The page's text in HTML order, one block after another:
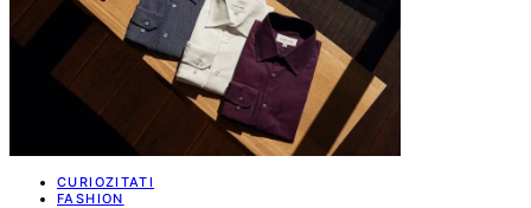
CURIOZITATI
FASHION